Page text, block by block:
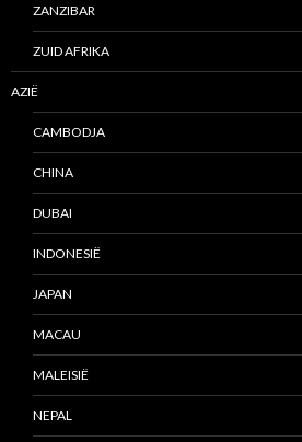
ZANZIBAR
ZUID AFRIKA
AZIË
CAMBODJA
CHINA
DUBAI
INDONESIË
JAPAN
MACAU
MALEISIË
NEPAL